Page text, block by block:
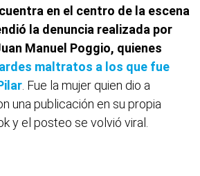
en el centro de la escena
la denuncia realizada por
Manuel Poggio, quienes
maltratos a los que fue
. Fue la mujer quien dio a
una publicación en su propia
y el posteo se volvió viral.